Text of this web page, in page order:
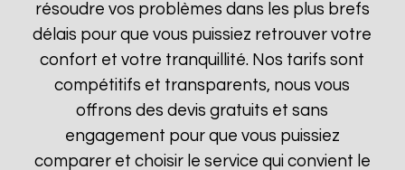
résoudre vos problèmes dans les plus brefs
délais pour que vous puissiez retrouver votre
confort et votre tranquillité. Nos tarifs sont
compétitifs et transparents, nous vous
offrons des devis gratuits et sans
engagement pour que vous puissiez
comparer et choisir le service qui convient le